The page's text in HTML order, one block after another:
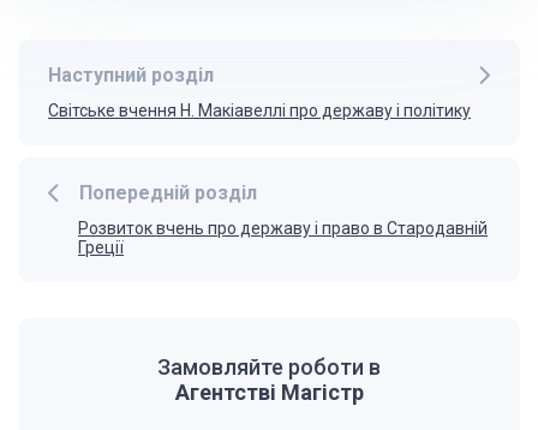
Попередній розділ
Розвиток вчень про державу і право в Стародавній
Греції
Наступний розділ
Світське вчення Н. Макіавеллі про державу і політику
Замовляйте роботи в
Агентстві Магістр